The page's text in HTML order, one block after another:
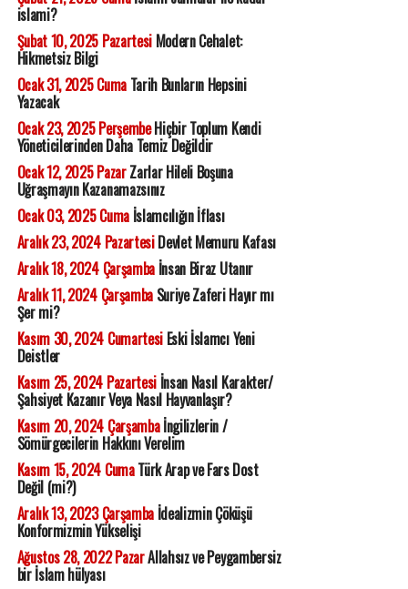
islami?
Şubat 10, 2025 PazartesiModern Cehalet:
Hikmetsiz Bilgi
Ocak 31, 2025 CumaTarih Bunların Hepsini
Yazacak
Ocak 23, 2025 PerşembeHiçbir Toplum Kendi
Yöneticilerinden Daha Temiz Değildir
Ocak 12, 2025 PazarZarlar Hileli Boşuna
Uğraşmayın Kazanamazsınız
Ocak 03, 2025 Cumaİslamcılığın İflası
Aralık 23, 2024 PazartesiDevlet Memuru Kafası
Aralık 18, 2024 Çarşambaİnsan Biraz Utanır
Aralık 11, 2024 ÇarşambaSuriye Zaferi Hayır mı
Şer mi?
Kasım 30, 2024 CumartesiEski İslamcı Yeni
Deistler
Kasım 25, 2024 Pazartesiİnsan Nasıl Karakter/
Şahsiyet Kazanır Veya Nasıl Hayvanlaşır?
Kasım 20, 2024 Çarşambaİngilizlerin /
Sömürgecilerin Hakkını Verelim
Kasım 15, 2024 CumaTürk Arap ve Fars Dost
Değil (mi?)
Aralık 13, 2023 Çarşambaİdealizmin Çöküşü
Konformizmin Yükselişi
Ağustos 28, 2022 PazarAllahsız ve Peygambersiz
bir İslam hülyası